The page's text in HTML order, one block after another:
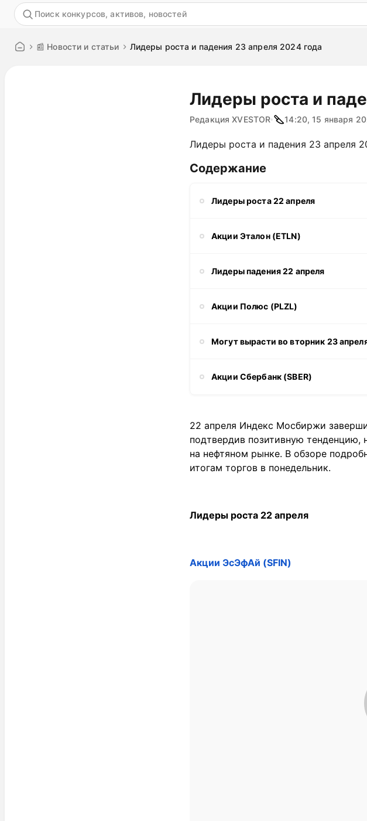
📰 Новости и статьи Лидеры роста и падения 23 апреля 2024 года
Лидеры роста и
Редакция XVESTOR 14:20, 15 января
Лидеры роста и падения 23 апреля
Содержание
Лидеры роста 22 апреля
Акции Эталон (ETLN)
Лидеры падения 22 апреля
Акции Полюс (PLZL)
Могут вырасти во вторник 23
Акции Сбербанк (SBER)
22 апреля Индекс Мосбиржи
подтвердив позитивную
на нефтяном рынке. В обзоре
итогам торгов в понедельник.
Лидеры роста 22 апреля
Акции ЭсЭфАй (SFIN)